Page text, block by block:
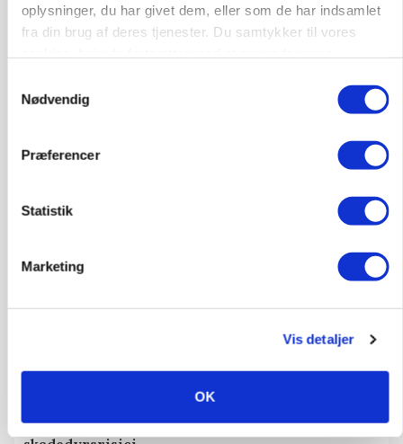
oplysninger, du har givet dem, eller som de har indsamlet
fra din brug af deres tjenester. Du samtykker til vores
Nødvendig
Præferencer
Statistik
Marketing
Vis detaljer
OK
Annonce
Snart kan man søge tilskud til naturprojekter
Før såmaskinen kører: Her er efterårets største